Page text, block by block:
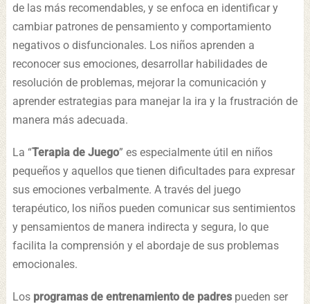
de las más recomendables, y se enfoca en identificar y
cambiar patrones de pensamiento y comportamiento
negativos o disfuncionales. Los niños aprenden a
reconocer sus emociones, desarrollar habilidades de
resolución de problemas, mejorar la comunicación y
aprender estrategias para manejar la ira y la frustración de
manera más adecuada.
La “Terapia de Juego” es especialmente útil en niños
pequeños y aquellos que tienen dificultades para expresar
sus emociones verbalmente. A través del juego
terapéutico, los niños pueden comunicar sus sentimientos
y pensamientos de manera indirecta y segura, lo que
facilita la comprensión y el abordaje de sus problemas
emocionales.
Los programas de entrenamiento de padrespueden ser